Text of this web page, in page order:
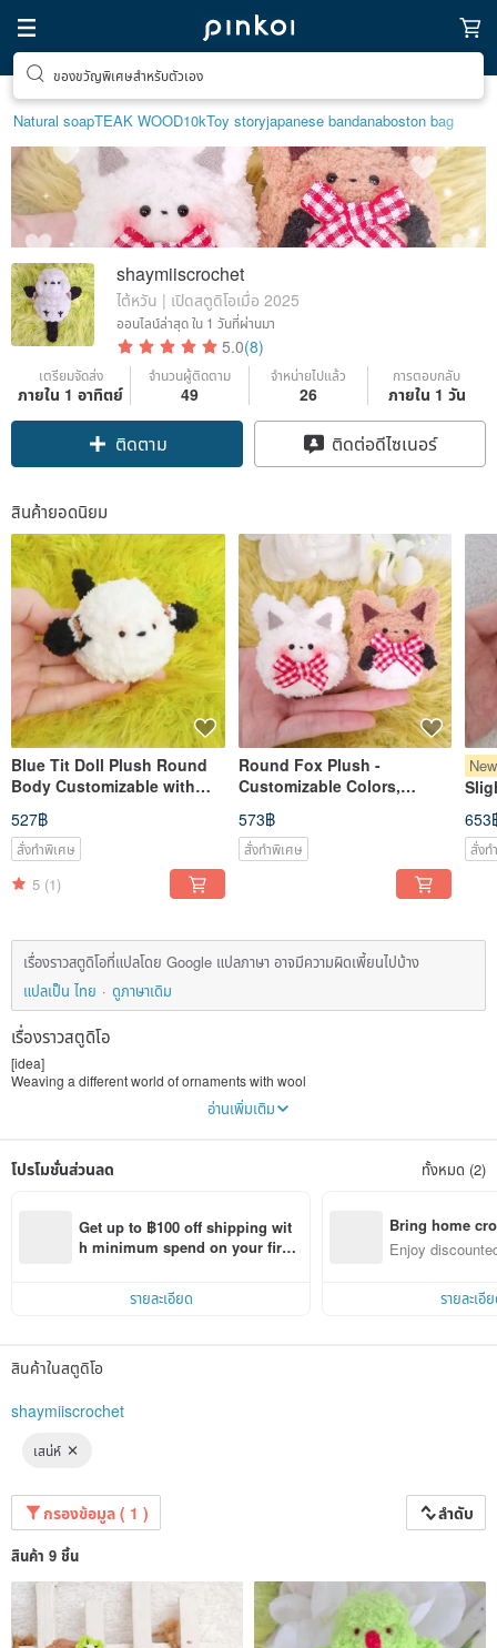
ของขวัญพิเศษสำหรับตัวเอง
Natural soapTEAK WOOD10kToy storyjapanese bandanaboston bag
shaymiiscrochet
ไต้หวัน | เปิดสตูดิโอเมื่อ 2025
ออนไลน์ล่าสุดใน 1 วันที่ผ่านมา
5.0(8)
เตรียมจัดส่ง
ภายใน 1 อาทิตย์
จำนวนผู้ติดตาม
49
จำหน่ายไปแล้ว
26
การตอบกลับ
ภายใน 1 วัน
Claim coupon
ติดตาม
ติดต่อดีไซเนอร์
สินค้ายอดนิยม
Blue Tit Doll Plush Round
Body Customizable with
Charms, Pins, Color
Changes Handmade Yarn
Pet
527฿
สั่งทำพิเศษ
5 (1)
Round Fox Plush -
Customizable Colors,
Charms, Pins, Keychains,
Ribbons - Handmade
Crochet
573฿
สั่งทำพิเศษ
New
to
653
สั่งท
เรื่องราวสตูดิโอที่แปลโดย Google แปลภาษา อาจมีความผิดเพี้ยนไปบ้าง
แปลเป็น ไทย
ดูภาษาเดิม
เรื่องราวสตูดิโอ
[idea]
Weaving a different world of ornaments with wool
The plush material warms your heart
The cute shape heals you all day long
thought of and made myself. It is not the weaving patterns that appear on the
Internet or in books that are used to make and sell. The shape and color can be
adjusted and accessories such as key chains can be added according to the
same as others, which increases the originality and collectibility of the work.
stalls and sell handmade items.
・Since 2016/10/16, I have been running my own Facebook page, creating
than 3,000 likes. The works include original creations by the artist as well as
to human figures. So I often come into contact with and get to know a variety of
Kong Hall.
Ability to communicate with foreign customers. We have had experience in
communicating and successfully transacting with clients in Japan, France, the
United Kingdom, Hong Kong, etc., so there's no problem!
Pinkoi starts selling in May 2025
Chinese. Japanese. English OK
อ่านเพิ่มเติม
โปรโมชั่นส่วนลด ทั้งหมด (2)
Get up to ฿100 off shipping wit
h minimum spend on your first
รายละเอียด
Bring home
n with ease
Enjoy
รายละเอี
สินค้าในสตูดิโอ
shaymiiscrochet
เสน่ห์
กรองข้อมูล ( 1 ) ลำดับ
สินค้า 9 ชิ้น